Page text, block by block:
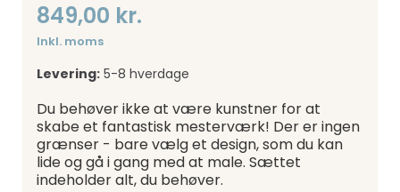
849,00 kr.
Inkl. moms
Levering: 5-8 hverdage
Du behøver ikke at være kunstner for at
skabe et fantastisk mesterværk! Der er ingen
grænser - bare vælg et design, som du kan
lide og gå i gang med at male. Sættet
indeholder alt, du behøver.